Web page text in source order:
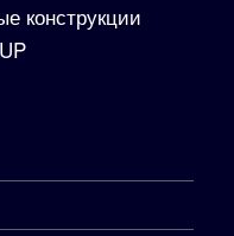
конструкции